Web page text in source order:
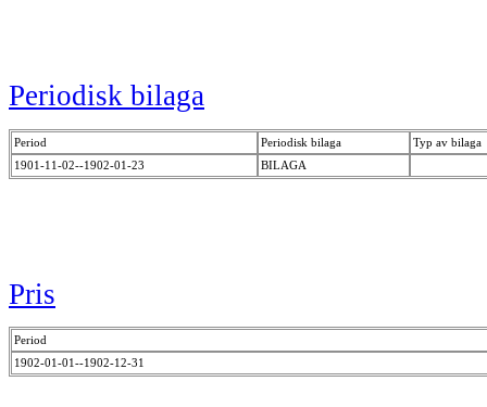
Periodisk bilaga
Period Periodisk bilaga
Typ av bilaga
1901-11-02--1902-01-23
BILAGA
Pris
Period
1902-01-01--1902-12-31